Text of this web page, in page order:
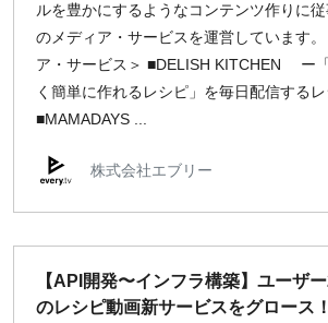
ルを豊かにするようなコンテンツ作りに
のメディア・サービスを運営しています
ア・サービス＞ ■DELISH KITCHEN ー
く簡単に作れるレシピ」を毎日配信する
■MAMADAYS ...
株式会社エブリー
【API開発〜インフラ構築】ユーザ
のレシピ動画新サービスをグロース